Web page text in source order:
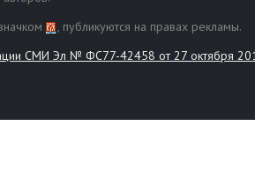
, публикуются на правах рекламы.
СМИ Эл № ФС77-42458 от 27 октября